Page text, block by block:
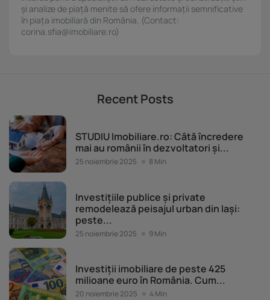
și analize de piață menite să ofere informații semnificative
în piața imobiliară din România. (Contact:
corina.sfia@imobiliare.ro)
Recent Posts
STUDIU Imobiliare.ro: Câtă încredere
mai au românii în dezvoltatori și...
25 noiembrie 2025 8 Min
Investițiile publice și private
remodelează peisajul urban din Iași:
peste...
25 noiembrie 2025 9 Min
Investiții imobiliare de peste 425
milioane euro în România. Cum...
20 noiembrie 2025 4 Min